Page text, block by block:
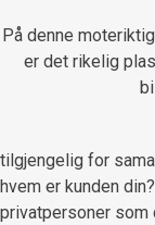
På denne
er det rikelig
tilgjengelig for
hvem er kunden
privatpersoner som